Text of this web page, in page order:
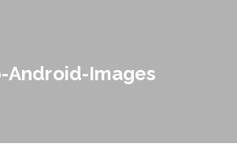
Android-Images